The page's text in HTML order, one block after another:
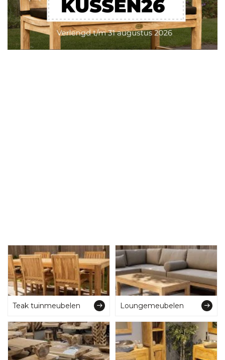
Teak tuinmeubelen Loungemeubelen